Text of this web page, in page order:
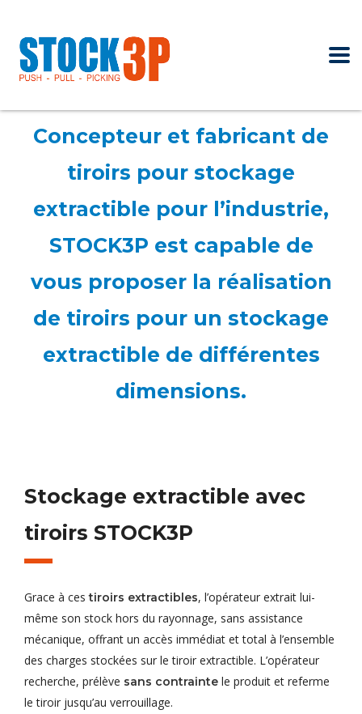
Concepteur et fabricant de
tiroirs pour stockage
extractible pour l’industrie,
STOCK3P est capable de
vous proposer la réalisation
de tiroirs pour un stockage
extractible de différentes
dimensions.
Stockage extractible avec
tiroirs STOCK3P
Grace à cestiroirs extractibles, l’opérateur extrait lui-
même son stock hors du rayonnage, sans assistance
mécanique, offrant un accès immédiat et total à l’ensemble
des charges stockées sur le tiroir extractible. L’opérateur
recherche, prélève sans contrainte le produit et referme
le tiroir jusqu’au verrouillage.